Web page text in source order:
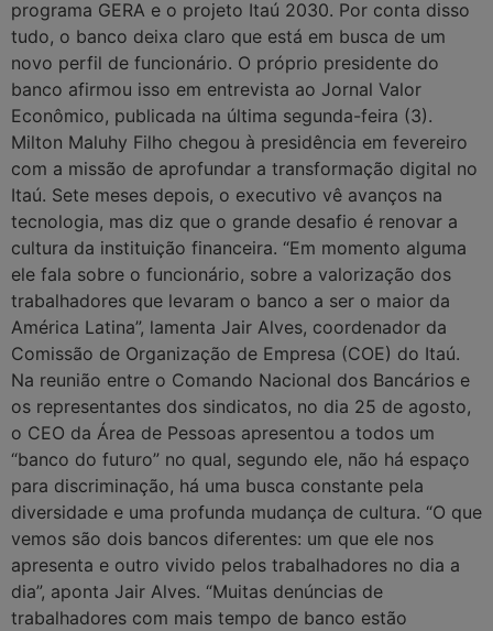
programa GERA e o projeto Itaú 2030. Por conta disso
tudo, o banco deixa claro que está em busca de um
novo perfil de funcionário. O próprio presidente do
banco afirmou isso em entrevista ao Jornal Valor
Econômico, publicada na última segunda-feira (3).
Milton Maluhy Filho chegou à presidência em fevereiro
com a missão de aprofundar a transformação digital no
Itaú. Sete meses depois, o executivo vê avanços na
tecnologia, mas diz que o grande desafio é renovar a
cultura da instituição financeira. “Em momento alguma
ele fala sobre o funcionário, sobre a valorização dos
trabalhadores que levaram o banco a ser o maior da
América Latina”, lamenta Jair Alves, coordenador da
Comissão de Organização de Empresa (COE) do Itaú.
Na reunião entre o Comando Nacional dos Bancários e
os representantes dos sindicatos, no dia 25 de agosto,
o CEO da Área de Pessoas apresentou a todos um
“banco do futuro” no qual, segundo ele, não há espaço
para discriminação, há uma busca constante pela
diversidade e uma profunda mudança de cultura. “O que
vemos são dois bancos diferentes: um que ele nos
apresenta e outro vivido pelos trabalhadores no dia a
dia”, aponta Jair Alves. “Muitas denúncias de
trabalhadores com mais tempo de banco estão